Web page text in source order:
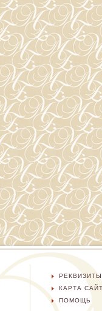
РЕКВИЗИТЫ
КАРТА
ПОМОЩЬ